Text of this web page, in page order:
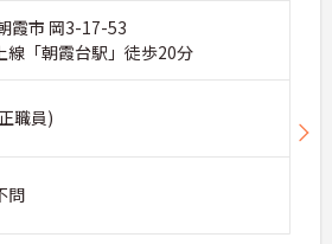
霞市 岡3-17-53
線「朝霞台駅」徒歩20分
職員)
問